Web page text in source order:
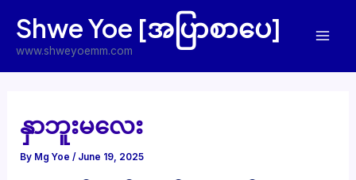
content
Shwe Yoe [အပြာစာပေ]
www.shweyoemm.com
နှာဘူးမလေး
By Mg Yoe/ June 19, 2025